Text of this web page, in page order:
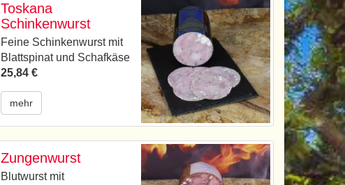
Toskana
Schinkenwurst
Feine Schinkenwurst mit
Blattspinat und Schafkäse
25,84 €
mehr
Zungenwurst
Blutwurst mit